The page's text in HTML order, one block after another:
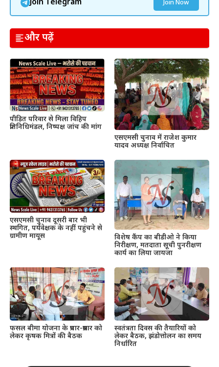
Join Telegram Join Now
और पढ़ें
पीड़ित परिवार से मिला विहिप
प्रतिनिधिमंडल, निष्पक्ष जांच की मांग
एसएमसी चुनाव में राजेश कुमार
यादव अध्यक्ष निर्वाचित
एसएमसी चुनाव दूसरी बार भी
स्थगित, पर्यवेक्षक के नहीं पहुंचने से
ग्रामीण मायूस
विशेष कैंप का बीडीओ ने किया
निरीक्षण, मतदाता सूची पुनरीक्षण
कार्य का लिया जायजा
फसल बीमा योजना के प्रचार-प्रसार को
लेकर कृषक मित्रों की बैठक
स्वतंत्रता दिवस की तैयारियों को
लेकर बैठक, झंडोत्तोलन का समय
निर्धारित